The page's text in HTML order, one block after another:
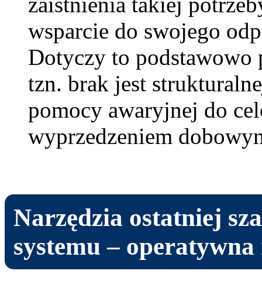
wsparcie do swojego
Dotyczy to podstawowo
tzn. brak jest
pomocy awaryjnej do
wyprzedzeniem
Narzędzia ostatniej
systemu –